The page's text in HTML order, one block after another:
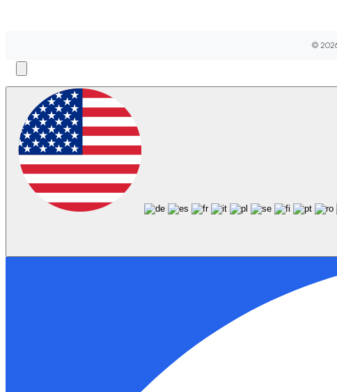
©